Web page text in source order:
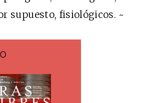
supuesto, fisiológicos. ~